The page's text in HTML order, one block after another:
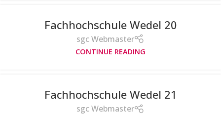
Fachhochschule Wedel 20
sgc Webmaster
CONTINUE READING
Fachhochschule Wedel 21
sgc Webmaster